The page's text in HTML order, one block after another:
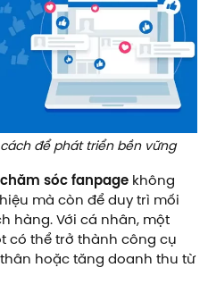
để phát triển bền vững
chăm sóc fanpage không
mà còn để duy trì mối
hàng. Với cá nhân, một
có thể trở thành công cụ
hoặc tăng doanh thu từ